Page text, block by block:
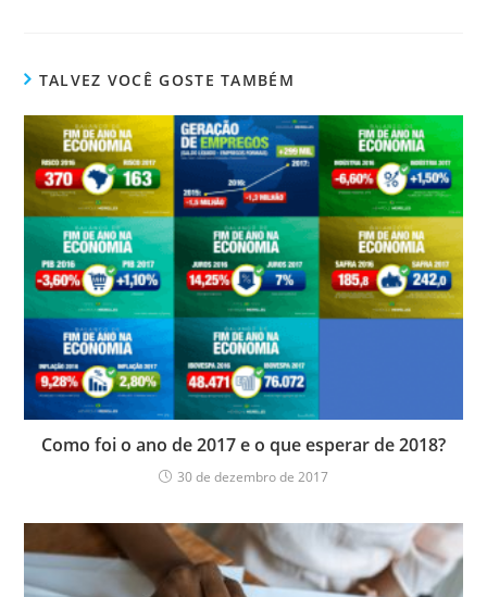
TALVEZ VOCÊ GOSTE TAMBÉM
Como foi o ano de 2017 e o que esperar de 2018?
30 de dezembro de 2017